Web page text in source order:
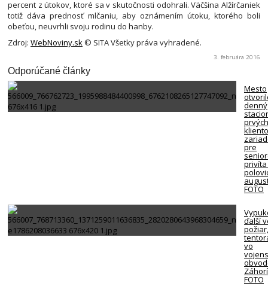
percent z útokov, ktoré sa v skutočnosti odohrali. Väčšina Alžírčaniek
totiž dáva prednosť mlčaniu, aby oznámením útoku, ktorého boli
obeťou, neuvrhli svoju rodinu do hanby.
Zdroj: WebNoviny.sk © SITA Všetky práva vyhradené.
3. februára 2016
Odporúčané články
Mesto
denný
prvých
pre
FOTO
ďalší
požiar,
vo
FOTO